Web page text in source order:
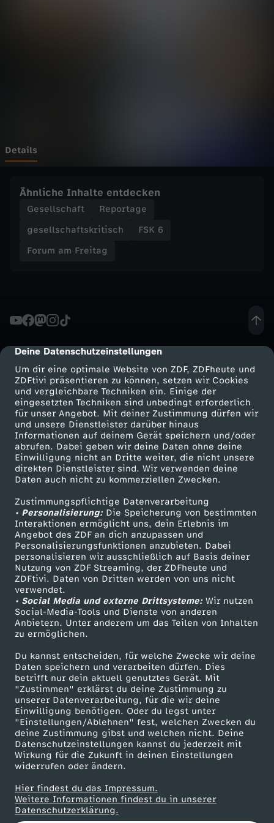
cmp-dialog-description
Deine Datenschutzeinstellungen
Um dir eine optimale Website von ZDF, ZDFheute und
ZDFtivi präsentieren zu können, setzen wir Cookies
und vergleichbare Techniken ein. Einige der
eingesetzten Techniken sind unbedingt erforderlich
für unser Angebot. Mit deiner Zustimmung dürfen wir
und unsere Dienstleister darüber hinaus
Informationen auf deinem Gerät speichern und/oder
abrufen. Dabei geben wir deine Daten ohne deine
Einwilligung nicht an Dritte weiter, die nicht unsere
direkten Dienstleister sind. Wir verwenden deine
Daten auch nicht zu kommerziellen Zwecken.
Zustimmungspflichtige Datenverarbeitung
• Personalisierung:Die Speicherung von bestimmten
Interaktionen ermöglicht uns, dein Erlebnis im
Angebot des ZDF an dich anzupassen und
Personalisierungsfunktionen anzubieten. Dabei
personalisieren wir ausschließlich auf Basis deiner
Nutzung von ZDF Streaming, der ZDFheute und
ZDFtivi. Daten von Dritten werden von uns nicht
verwendet.
• Social Media und externe Drittsysteme:Wir nutzen
Social-Media-Tools und Dienste von anderen
Anbietern. Unter anderem um das Teilen von Inhalten
zu ermöglichen.
Du kannst entscheiden, für welche Zwecke wir deine
Daten speichern und verarbeiten dürfen. Dies
betrifft nur dein aktuell genutztes Gerät. Mit
"Zustimmen" erklärst du deine Zustimmung zu
unserer Datenverarbeitung, für die wir deine
Einwilligung benötigen. Oder du legst unter
"Einstellungen/Ablehnen" fest, welchen Zwecken du
deine Zustimmung gibst und welchen nicht. Deine
Datenschutzeinstellungen kannst du jederzeit mit
Wirkung für die Zukunft in deinen Einstellungen
widerrufen oder ändern.
Hier findest du das Impressum.
Weitere Informationen findest du in unserer
Datenschutzerklärung.
a
g
-
G
l
ü
c
h
t
e
t
e
e
r
s
t
e
r
u
n
d
Details
Ähnliche Inhalte entdecken
Gesellschaft
Reportage
gesellschaftskritisch
FSK 6
Forum am Freitag
Mehr ZDF
ZDF-Apps
Smart TV
ZDFtext
Livestreams
Sendungen A-Z
TV-Programm
Service
ZDFmitreden
Kontakt zum ZDF
Tickets
Zuschauerservice
Hilfe
ZDF Unternehmen
Karriere
ZDF goes Schule
Werbefernsehen
Mainzelmännchen
Partner